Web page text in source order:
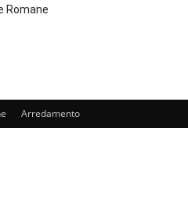
Romane
Arredamento